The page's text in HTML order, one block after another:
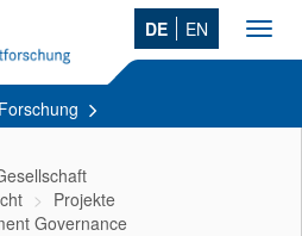
DE EN
Forschung
Projekte
Governance